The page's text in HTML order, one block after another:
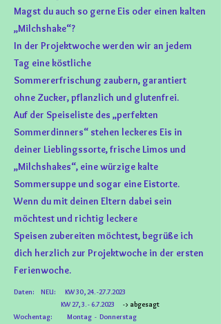
Magst du auch so gerne Eis oder einen kalten
„Milchshake“?
In der Projektwoche werden wir an jedem
Tag eine köstliche
Sommererfrischung zaubern, garantiert
ohne Zucker, pflanzlich und glutenfrei.
Auf der Speiseliste des „perfekten
Sommerdinners“ stehen leckeres Eis in
deiner Lieblingssorte, frische Limos und
„Milchshakes“, eine würzige kalte
Sommersuppe und sogar eine Eistorte.
Wenn du mit deinen Eltern dabei sein
möchtest und richtig leckere
Speisen zubereiten möchtest, begrüße ich
dich herzlich zur Projektwoche in der ersten
Ferienwoche.
Daten: NEU: KW 30 ,24. -27.7.2023
KW 27, 3. - 6.7.2023
-> abgesagt
Wochentag: Montag - Donnerstag